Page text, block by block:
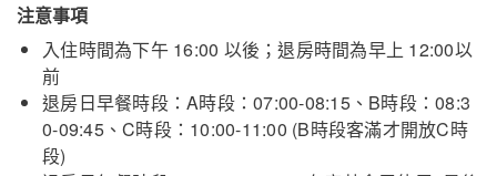
注意事項
入住時間為下午 16:00 以後；退房時間為早上 12:00以
前
退房日早餐時段：A時段：07:00-08:15、B時段：08:3
0-09:45、C時段：10:00-11:00 (B時段客滿才開放C時
段)